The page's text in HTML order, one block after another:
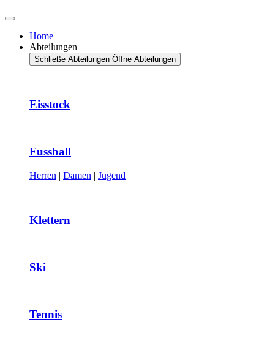
Home
Abteilungen
Schließe Abteilungen Öffne Abteilungen
Eisstock
Fussball
Herren | Damen | Jugend
Klettern
Ski
Tennis